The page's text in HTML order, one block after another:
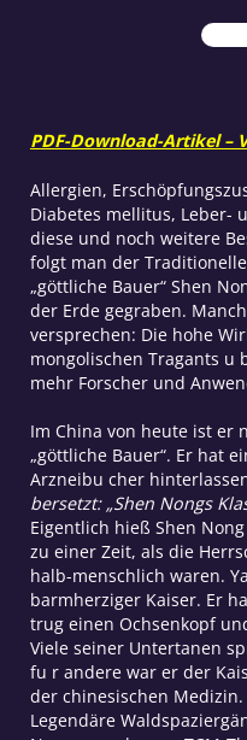
PDF-Download-Artikel –
Allergien,
Diabetes mellitus, Leber-
diese und noch weitere
folgt man der
„göttliche Bauer“ Shen
der Erde gegraben.
versprechen: Die hohe
mongolischen Tragants u
mehr Forscher und
Im China von heute ist er
„göttliche Bauer“. Er hat
Arzneibu cher
bersetzt: „Shen Nongs
Eigentlich hieß Shen
zu einer Zeit, als die
halb-menschlich waren.
barmherziger Kaiser. Er
trug einen Ochsenkopf
Viele seiner Untertanen
fu r andere war er der
der chinesischen Medizin.
Legendäre